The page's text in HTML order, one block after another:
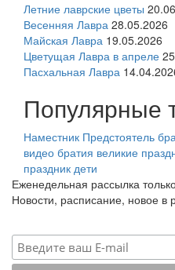
Летние лаврские цветы
Весенняя Лавра 28.05.2026
Майская Лавра 19.05.2026
Цветущая Лавра в апреле
Пасхальная Лавра
Популярные
Наместник Предстоятель
видео братия великие
праздник дети
Еженедельная рассылка
Новости, расписание, новое в